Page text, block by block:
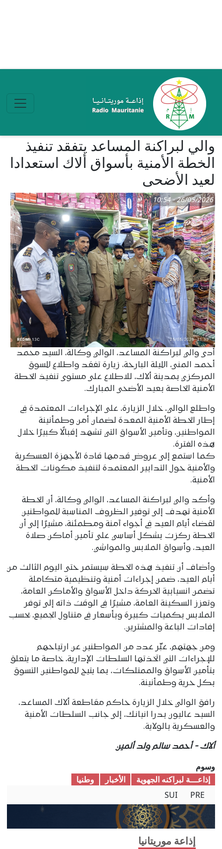
والي لبراكنة المساعد يتفقد تنفيذ
الخطة الأمنية بأسواق ألاك استعدادا
لعيد الأضحى
26/05/2026 - 10:54
أدى والي لبراكنة المساعد، الوالي وكالة، السيد محمد
أحمد المنى، الليلة البارحة، زيارة تفقد واطلاع للسوق
المركزي بمدينة ألاك، للاطلاع على مستوى تنفيذ الخطة
الأمنية الخاصة بعيد الأضحى المبارك.
واطلع الوالي، خلال الزيارة، على الإجراءات المعتمدة في
إطار الخطة الأمنية المعدة لضمان أمن وطمأنينة
المواطنين، وتأمين الأسواق التي تشهد إقبالًا كبيرًا خلال
هذه الفترة.
كما استمع إلى عروض قدمها قادة الأجهزة العسكرية
والأمنية حول التدابير المعتمدة لتنفيذ مكونات الخطة
الأمنية.
وأكد والي لبراكنة المساعد، الوالي وكالة، أن الخطة
الأمنية تهدف إلى توفير الظروف المناسبة للمواطنين
لقضاء أيام العيد في أجواء آمنة ومطمئنة، مشيرًا إلى أن
الخطة ركزت بشكل أساسي على تأمين أماكن صلاة
العيد، وأسواق الملابس والمواشي.
وأضاف أن تنفيذ هذه الخطة سيستمر حتى اليوم الثالث من
أيام العيد، ضمن إجراءات أمنية وتنظيمية متكاملة
تضمن انسيابية الحركة داخل الأسواق والأماكن العامة،
وتعزز السكينة العامة، مشيرًا في الوقت ذاته إلى توفر
الملابس بكميات كبيرة وبأسعار في متناول الجميع، بحسب
إفادات الباعة والمشترين.
ومن جهتهم، عبّر عدد من المواطنين عن ارتياحهم
للإجراءات التي اتخذتها السلطات الإدارية، خاصة ما يتعلق
بتأمين الأسواق والممتلكات، بما يتيح للمواطنين التسوق
بكل حرية وطمأنينة.
رافق الوالي خلال الزيارة حاكم مقاطعة ألاك المساعد،
السيد عاليون بدرا انيانك، إلى جانب السلطات الأمنية
والعسكرية بالولاية.
ألاك - أحمد سالم ولد ألمين
وسوم
إذاعـــة لبراكنه الجهوية
الأخبار
وطنیا
PRE
SUI
إذاعة موريتانيا